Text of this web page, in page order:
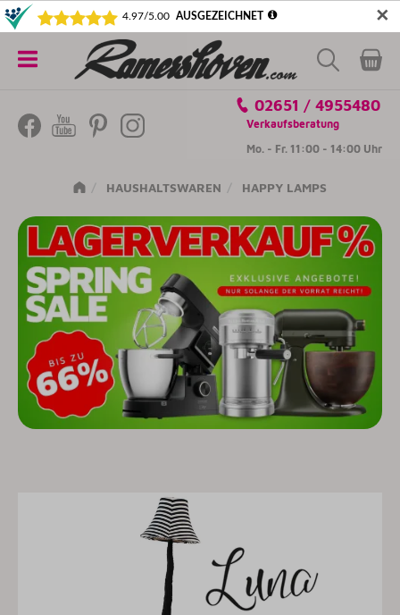
✕
5€ SICHERN! NEWSLETTER ABONNIEREN
Kategorien
02651 / 4955480
Verkaufsberatung
Mo. - Fr. 11:00 - 14:00 Uhr
HAUSHALTSWAREN HAPPY LAMPS